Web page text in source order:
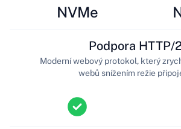
NVMe
Podpora HTTP/
Moderní webový protokol, který
webů snížením režie